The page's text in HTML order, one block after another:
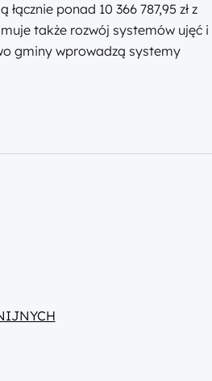
ponad 10 366 787,95 zł z
także rozwój systemów ujęć i
gminy wprowadzą systemy